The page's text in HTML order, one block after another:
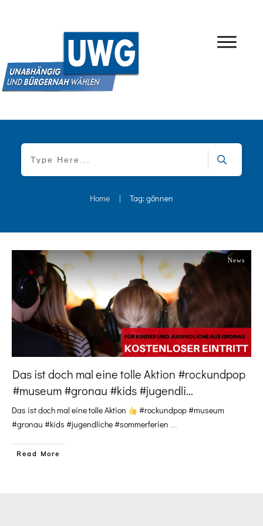
Home | Tag: gönnen
News
Das ist doch mal eine tolle Aktion #rockundpop
#museum #gronau #kids #jugendli…
Das ist doch mal eine tolle Aktion
#rockundpop #museum
#gronau #kids #jugendliche #sommerferien ...
​Read More